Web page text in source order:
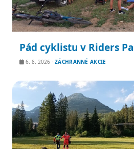
Pád cyklistu v Riders
6. 8. 2026 · ZÁCHRANNÉ AKCIE